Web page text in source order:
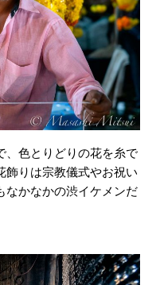
、色とりどりの花を糸で
飾りは宗教儀式やお祝い
なかなかの渋イケメンだ